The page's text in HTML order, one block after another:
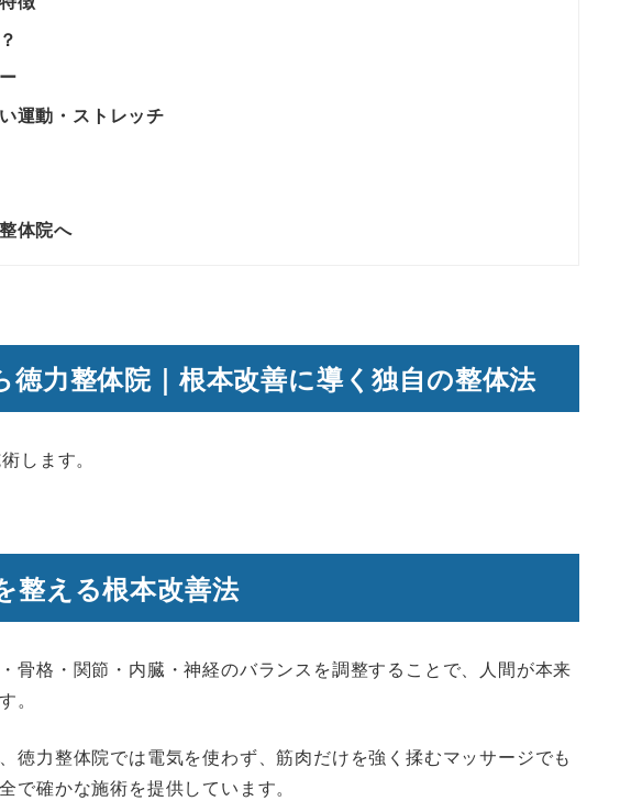
運動・ストレッチ
体院へ
力整体院｜根本改善に導く独自の整体法
します。
整える根本改善法
骨格・関節・内臓・神経のバランスを調整することで、人間が本来
。
徳力整体院では電気を使わず、筋肉だけを強く揉むマッサージでも
で確かな施術を提供しています。